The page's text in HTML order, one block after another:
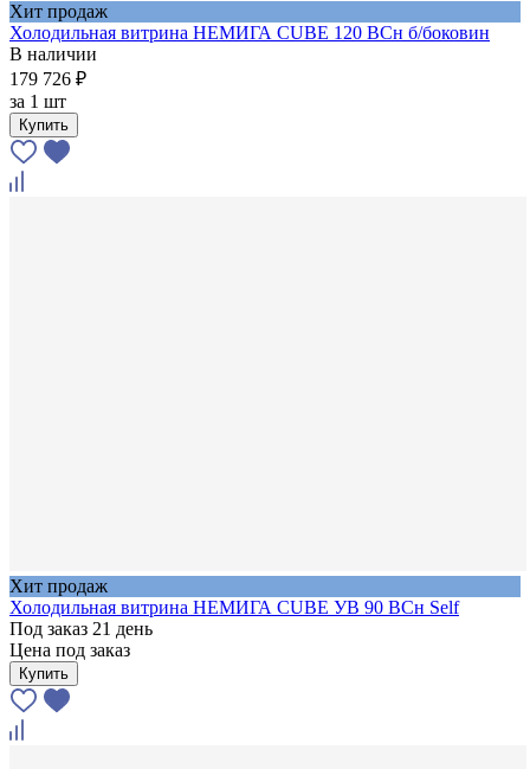
Хит продаж
Холодильная витрина НЕМИГА CUBE 120 BCн б/боковин
В наличии
179 726 ₽
за 1 шт
Купить
Хит продаж
Холодильная витрина НЕМИГА CUBE УВ 90 ВСн Self
Под заказ 21 день
Цена под заказ
Купить